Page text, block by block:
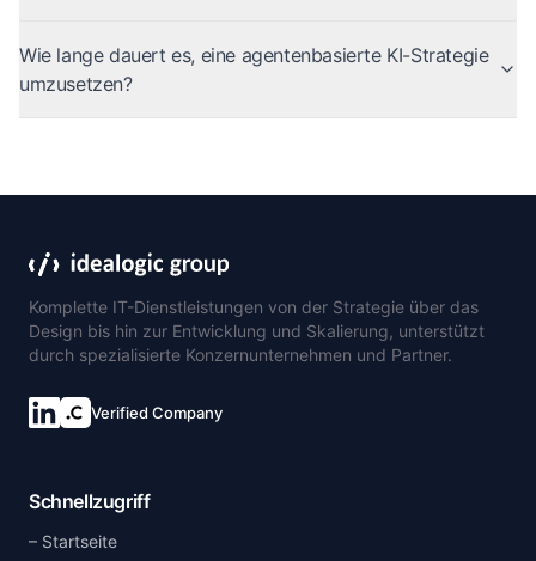
Wie lange dauert es, eine agentenbasierte KI-Strategie
umzusetzen?
Komplette IT-Dienstleistungen von der Strategie über das
Design bis hin zur Entwicklung und Skalierung, unterstützt
durch spezialisierte Konzernunternehmen und Partner.
Verbinde dich auf LinkedIn
Verified Company
Schnellzugriff
Startseite